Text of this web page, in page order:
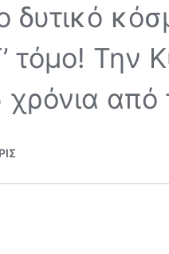
δυτικό
τόμο! Την
χρόνια